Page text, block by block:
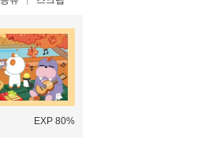
EXP 80%